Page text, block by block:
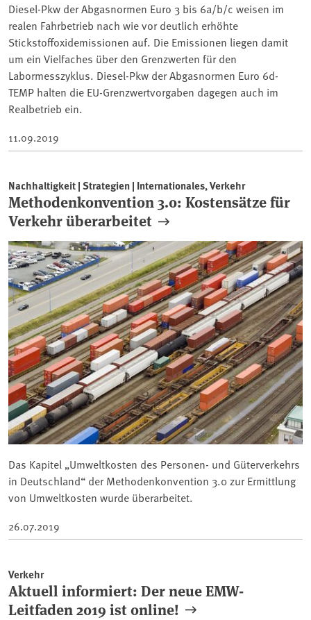
Diesel-Pkw der Abgasnormen Euro 3 bis 6a/b/c weisen im
realen Fahrbetrieb nach wie vor deutlich erhöhte
Stickstoffoxidemissionen auf. Die Emissionen liegen damit
um ein Vielfaches über den Grenzwerten für den
Labormesszyklus. Diesel-Pkw der Abgasnormen Euro 6d-
TEMP halten die EU-Grenzwertvorgaben dagegen auch im
Realbetrieb ein.
11.09.2019
Nachhaltigkeit | Strategien | Internationales, Verkehr
Methodenkonvention 3.0: Kostensätze für
Verkehr überarbeitet
Das Kapitel „Umweltkosten des Personen- und Güterverkehrs
in Deutschland“ der Methodenkonvention 3.0 zur Ermittlung
von Umweltkosten wurde überarbeitet.
26.07.2019
Verkehr
Aktuell informiert: Der neue EMW-
Leitfaden 2019 ist online!